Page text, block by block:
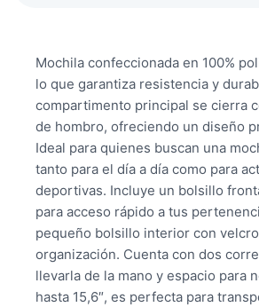
Mochila confeccionada en 100%
lo que garantiza resistencia y
compartimento principal se cierra
de hombro, ofreciendo un diseño
Ideal para quienes buscan una
tanto para el día a día como para
deportivas. Incluye un bolsillo
para acceso rápido a tus
pequeño bolsillo interior con
organización. Cuenta con dos
llevarla de la mano y espacio para
hasta 15,6″, es perfecta para